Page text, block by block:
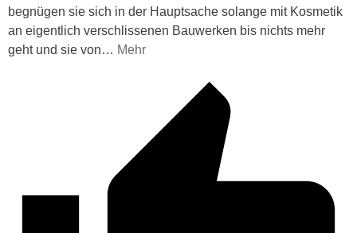
begnügen sie sich in der Hauptsache solange mit Kosmetik
an eigentlich verschlissenen Bauwerken bis nichts mehr
geht und sie von… Mehr